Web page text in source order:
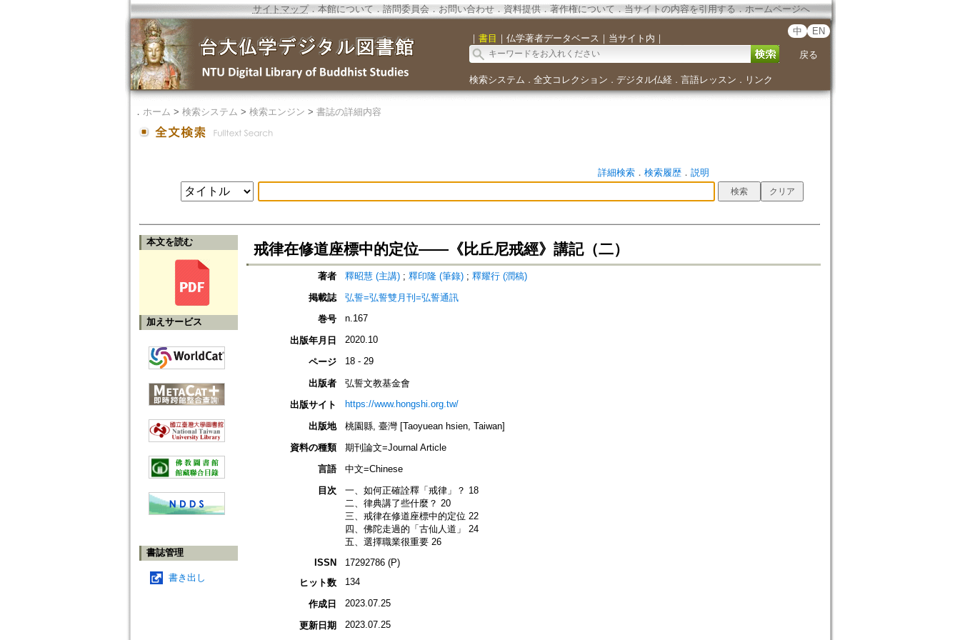
サイトマップ．本館について ． 諮問委員会． お問い合わせ． 資料提供． 著作権について．当サイトの内容を引用する ． ホームページへ
｜ 書目 ｜ 仏学著者データベース ｜ 当サイト内 ｜
中 EN
戻る
検索システム ． 全文コレクション ． デジタル仏経． 言語レッスン ． リンク
． ホーム > 検索システム > 検索エンジン > 書誌の詳細内容
詳細検索． 検索履歴． 説明
本文を読む
加えサービス
書誌管理
書き出し
戒律在修道座標中的定位——《比丘尼戒經》講記（二）
著者 釋昭慧 (主講); 釋印隆 (筆錄); 釋耀行 (潤稿)
掲載誌
弘誓=弘誓雙月刊=弘誓通訊
巻号
n.167
出版年月日 2020.10
ページ 18 - 29
出版者
弘誓文教基金會
出版サイト
https://www.hongshi.org.tw/
出版地
桃園縣, 臺灣 [Taoyuean hsien, Taiwan]
資料の種類
期刊論文=Journal Article
言語
中文=Chinese
目次
一、如何正確詮釋「戒律」？ 18
二、律典講了些什麼？ 20
三、戒律在修道座標中的定位 22
四、佛陀走過的「古仙人道」 24
五、選擇職業很重要 26
ISSN
17292786 (P)
ヒット数
134
作成日 2023.07.25
更新日期 2023.07.25